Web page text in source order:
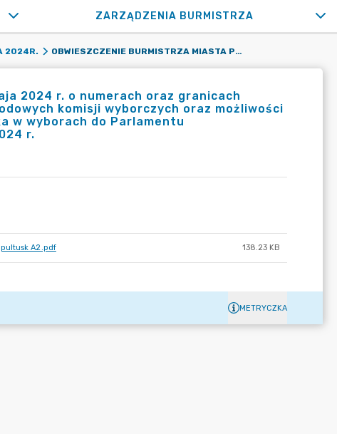
ZARZĄDZENIA BURMISTRZA
2024R. OBWIESZCZENIE BURMISTRZA MIASTA PUŁTUSK Z DNIA 8 MAJA 2024 R. O NUMERACH ORAZ GRANICACH OBWODÓW GŁOSOWANIA, WYZNACZONYCH SIEDZIBACH OBWODOWYCH KOMISJI WYBORCZYCH ORAZ MOŻLIWOŚCI GŁOSOWANIA KORESPONDENCYJNEGO I PRZEZ PEŁNOMOCNIKA W WYBORACH DO PARLAMENTU EUROPARLAMENTU, ZARZĄDZONYCH NA DZIEŃ 9 CZERWCA 2024 R.
2024 r. o numerach oraz granicach
komisji wyborczych oraz możliwości
w wyborach do Parlamentu
r.
A2.pdf 138.23 KB
METRYCZKA